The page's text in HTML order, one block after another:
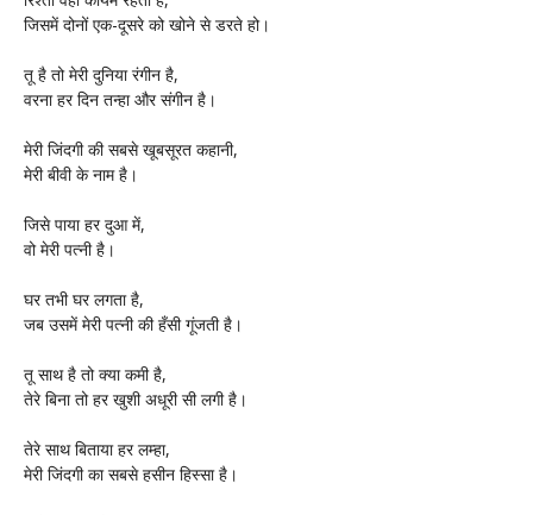
जिसमें दोनों एक-दूसरे को खोने से डरते हो।
तू है तो मेरी दुनिया रंगीन है,
वरना हर दिन तन्हा और संगीन है।
मेरी जिंदगी की सबसे खूबसूरत कहानी,
मेरी बीवी के नाम है।
जिसे पाया हर दुआ में,
वो मेरी पत्नी है।
घर तभी घर लगता है,
जब उसमें मेरी पत्नी की हँसी गूंजती है।
तू साथ है तो क्या कमी है,
तेरे बिना तो हर खुशी अधूरी सी लगी है।
तेरे साथ बिताया हर लम्हा,
मेरी जिंदगी का सबसे हसीन हिस्सा है।